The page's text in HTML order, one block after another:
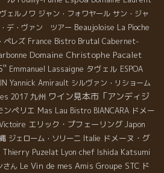
ェルノワ ジャン・フォワヤール サン・ジャ
デ・ヴァン ツアー Beaujoloise La Pioche
ペレズ France Bistro Brutal Cabernet-
Domaine Christophe Pacalet
Emmanuel Lassaigne タヴェル ESPOA
Yannick Amirault シルヴァン・リショーム
2017 九州 ワイン見本市「アンディジ
ンペリエ Mas Lau Bistro BIANCARA ドメー
エリック・プフェーリング Japon
ジェローム・ソリーニ Italie ドメーヌ・グ
Thierry Puzelat Lyon chef Ishida Katsumi
さん Le Vin de mes Amis Groupe STC ド